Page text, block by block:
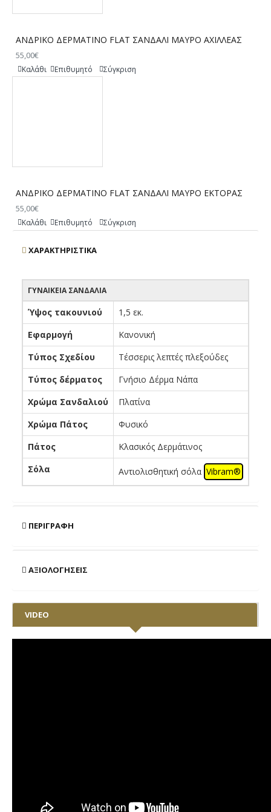
ΑΝΔΡΙΚΟ ΔΕΡΜΑΤΙΝΟ FLAT ΣΑΝΔΑΛΙ ΜΑΥΡΟ ΑΧΙΛΛΕΑΣ
55,00€
Καλάθι Επιθυμητό Σύγκριση
ΑΝΔΡΙΚΟ ΔΕΡΜΑΤΙΝΟ FLAT ΣΑΝΔΑΛΙ ΜΑΥΡΟ ΕΚΤΟΡΑΣ
55,00€
Καλάθι Επιθυμητό Σύγκριση
ΧΑΡΑΚΤΗΡΙΣΤΙΚΆ
ΓΥΝΑΙΚΕΊΑ ΣΑΝΔΆΛΙΑ
Ύψος τακουνιού
1,5 εκ.
Εφαρμογή
Κανονική
Τύπος Σχεδίου
Τέσσερις λεπτές πλεξούδες
Τύπος δέρματος
Γνήσιο Δέρμα Νάπα
Χρώμα Σανδαλιού
Πλατίνα
Χρώμα Πάτος
Φυσικό
Πάτος
Κλασικός Δερμάτινος
Σόλα
Αντιολισθητική σόλα Vibram®
ΠΕΡΙΓΡΑΦΉ
ΑΞΙΟΛΟΓΉΣΕΙΣ
VIDEO